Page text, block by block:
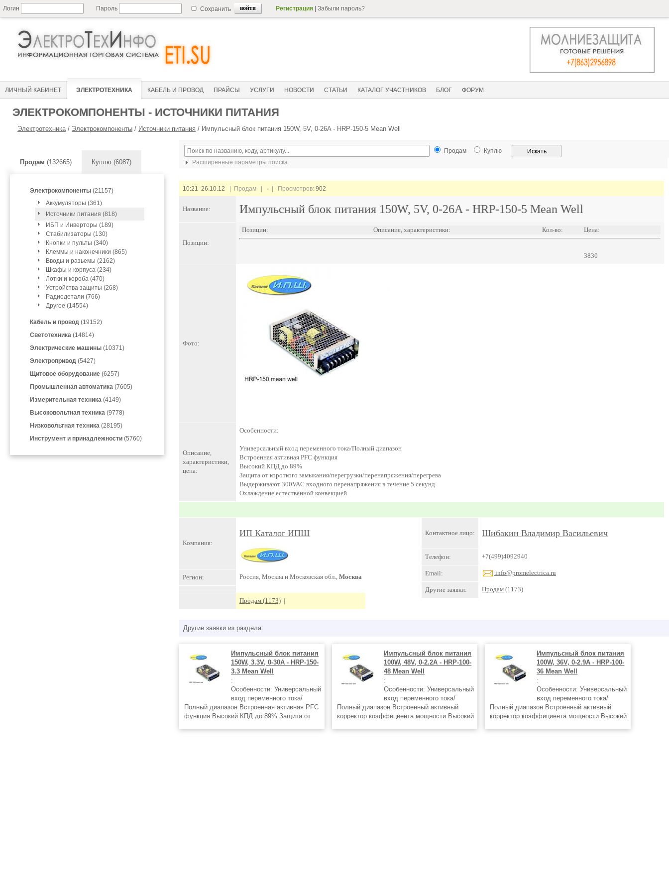
Логин Пароль Сохранить Регистрация Забыли пароль?
ЛИЧНЫЙ КАБИНЕТ ЭЛЕКТРОТЕХНИКА КАБЕЛЬ И ПРОВОД ПРАЙСЫ УСЛУГИ НОВОСТИ СТАТЬИ КАТАЛОГ УЧАСТНИКОВ БЛОГ ФОРУМ
ЭЛЕКТРОКОМПОНЕНТЫ - ИСТОЧНИКИ ПИТАНИЯ
Электротехника/ Электрокомпоненты / Источники питания / Импульсный блок питания 150W, 5V, 0-26A - HRP-150-5 Mean Well
Продам (132665) Куплю (6087)
Электрокомпоненты (21157)
Аккумуляторы (361)
Источники питания (818)
ИБП и Инверторы (189)
Стабилизаторы (130)
Кнопки и пульты (340)
Клеммы и наконечники (865)
Вводы и разьемы (2162)
Шкафы и корпуса (234)
Лотки и короба (470)
Устройства защиты (268)
Радиодетали (766)
Другое (14554)
Кабель и провод (19152)
Светотехника (14814)
Электрические машины (10371)
Электропривод (5427)
Щитовое оборудование (6257)
Промышленная автоматика (7605)
Измерительная техника (4149)
Высоковольтная техника (9778)
Низковольтная техника (28195)
Инструмент и принадлежности (5760)
Продам
Куплю
Расширенные параметры поиска
10:21 26.10.12 | Продам | - | Просмотров: 902
Название: Импульсный блок питания 150W, 5V, 0-26A - HRP-150-5 Mean Well
Позиции:
Позиции: Описание, характеристики: Кол-во: Цена:
3830
Фото:
Описание,
характеристики,
цена:
Особенности:
Универсальный вход переменного тока/Полный диапазон
Встроенная активная PFC функция
Высокий КПД до 89%
Защита от короткого замыкания/перегрузки/перенапряжения/перегрева
Выдерживают 300VAC входного перенапряжения в течение 5 секунд
Охлаждение естественной конвекцией
Компания:
ИП Каталог ИПШ
Регион: Россия, Москва и Московская обл., Москва
Продам (1173) |
Контактное лицо: Шибакин Владимир Васильевич
Телефон: +7(499)4092940
Email: info@promelectrica.ru
Другие заявки: Продам (1173)
Другие заявки из раздела:
Импульсный блок питания
150W, 3.3V, 0-30A - HRP-150-
3.3 Mean Well
:
Особенности: Универсальный
вход переменного тока/
Полный диапазон Встроенная активная PFC
функция Высокий КПД до 89% Защита от
Импульсный блок питания
100W, 48V, 0-2.2A - HRP-100-
48 Mean Well
:
Особенности: Универсальный
вход переменного тока/
Полный диапазон Встроенный активный
корректор коэффициента мощности Высокий
Импульсный блок питания
100W, 36V, 0-2.9A - HRP-100-
36 Mean Well
:
Особенности: Универсальный
вход переменного тока/
Полный диапазон Встроенный активный
корректор коэффициента мощности Высокий